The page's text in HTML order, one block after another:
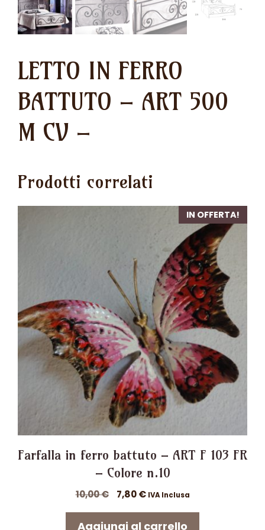
LETTO IN FERRO
BATTUTO – ART 500
M CV –
Prodotti correlati
IN OFFERTA!
Farfalla in ferro battuto – ART F 103 FR
– Colore n.10
10,00€
Il
originale
7,80€Il
attuale
IVA Inclusa
Aggiungi al carrello